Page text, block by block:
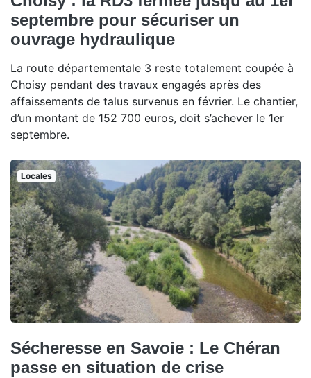
septembre pour sécuriser un
ouvrage hydraulique
La route départementale 3 reste totalement coupée à
Choisy pendant des travaux engagés après des
affaissements de talus survenus en février. Le chantier,
d’un montant de 152 700 euros, doit s’achever le 1er
septembre.
Locales
Sécheresse en Savoie : Le Chéran
passe en situation de crise